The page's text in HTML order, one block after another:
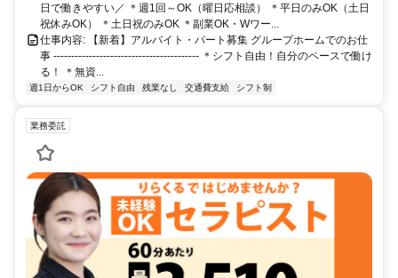
日で働きやすい／ ＊週1回～OK（曜日応相談） ＊平日のみOK（土日
祝休みOK） ＊土日祝のみOK ＊副業OK・Wワー...
仕事内容: 【新着】アルバイト・パート募集 グループホームでのお仕
事 ----------------------------------------- ＊シフト自由！自分のペースで働け
る！ ＊無資...
週1日からOK シフト自由 残業なし 交通費支給 シフト制
業務委託